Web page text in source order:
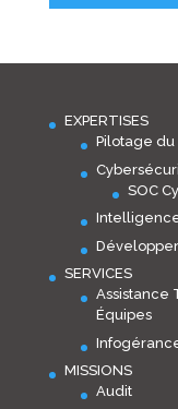
EXPERTISES
Pilotage du
SOC
SERVICES
Assistance
Équipes
MISSIONS
Audit